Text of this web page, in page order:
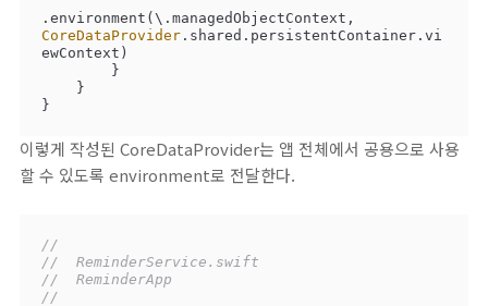
CoreDataProvider .shared.persistentContainer.vi
ewContext)
}
이렇게 작성된 CoreDataProvider는 앱 전체에서 공용으로 사용
할 수 있도록 environment로 전달한다.
//
//  ReminderService.swift
//  ReminderApp
//